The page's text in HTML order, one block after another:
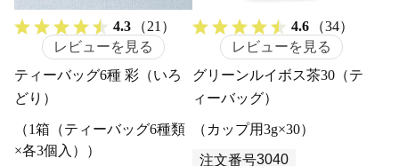
4.3
（21）
レビューを見る
ティーバッグ6種 彩（いろ
どり）
（1箱（ティーバッグ6種類
×各3個入））
4.6
（34）
レビューを見る
グリーンルイボス茶30（テ
ィーバッグ）
（カップ用3g×30）
注文番号3040